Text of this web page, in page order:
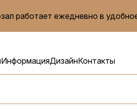
работает ежедневно в
ИнформацияДизайнКонтакты